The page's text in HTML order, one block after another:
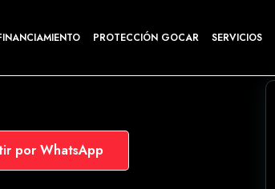
PROTECCIÓN GOCAR SERVICIOS
por WhatsApp